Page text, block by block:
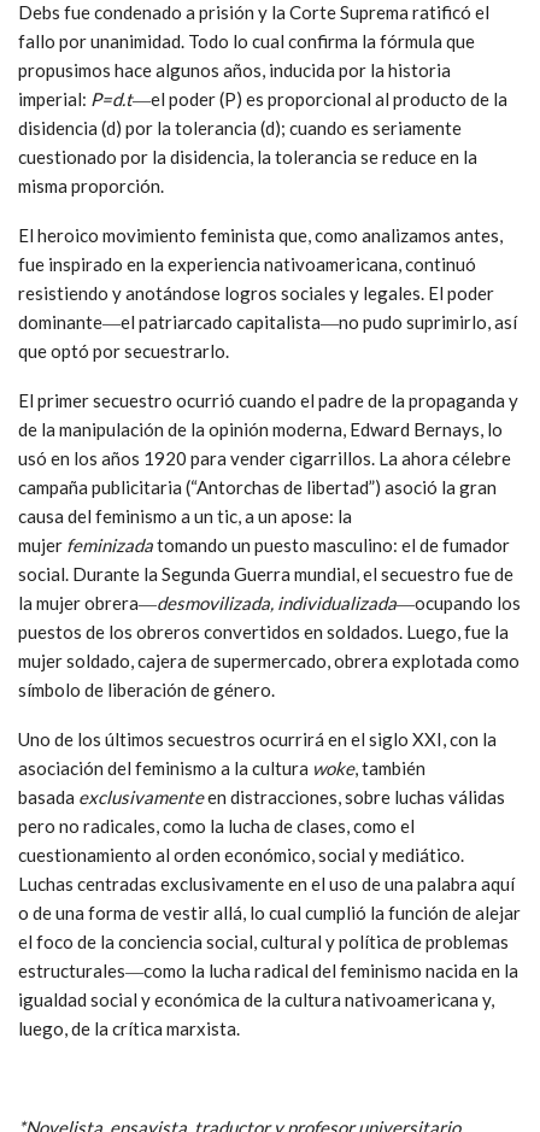
Debs fue condenado a prisión y la Corte Suprema ratificó el
fallo por unanimidad. Todo lo cual confirma la fórmula que
propusimos hace algunos años, inducida por la historia
imperial: P=d.t―el poder (P) es proporcional al producto de la
disidencia (d) por la tolerancia (d); cuando es seriamente
cuestionado por la disidencia, la tolerancia se reduce en la
misma proporción.
El heroico movimiento feminista que, como analizamos antes,
fue inspirado en la experiencia nativoamericana, continuó
resistiendo y anotándose logros sociales y legales. El poder
dominante―el patriarcado capitalista―no pudo suprimirlo, así
que optó por secuestrarlo.
El primer secuestro ocurrió cuando el padre de la propaganda y
de la manipulación de la opinión moderna, Edward Bernays, lo
usó en los años 1920 para vender cigarrillos. La ahora célebre
campaña publicitaria (“Antorchas de libertad”) asoció la gran
causa del feminismo a un tic, a un apose: la
mujer feminizadatomando un puesto masculino: el de fumador
social. Durante la Segunda Guerra mundial, el secuestro fue de
la mujer obrera―desmovilizada, individualizada―ocupando los
puestos de los obreros convertidos en soldados. Luego, fue la
mujer soldado, cajera de supermercado, obrera explotada como
símbolo de liberación de género.
Uno de los últimos secuestros ocurrirá en el siglo XXI, con la
asociación del feminismo a la cultura woke, también
basada exclusivamenteen distracciones, sobre luchas válidas
pero no radicales, como la lucha de clases, como el
cuestionamiento al orden económico, social y mediático.
Luchas centradas exclusivamente en el uso de una palabra aquí
o de una forma de vestir allá, lo cual cumplió la función de alejar
el foco de la conciencia social, cultural y política de problemas
estructurales―como la lucha radical del feminismo nacida en la
igualdad social y económica de la cultura nativoamericana y,
luego, de la crítica marxista.
*Novelista, ensayista, traductor y profesor universitario